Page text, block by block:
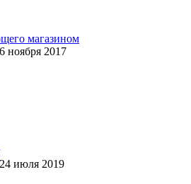
магазином
ноября 2017
24 июля 2019